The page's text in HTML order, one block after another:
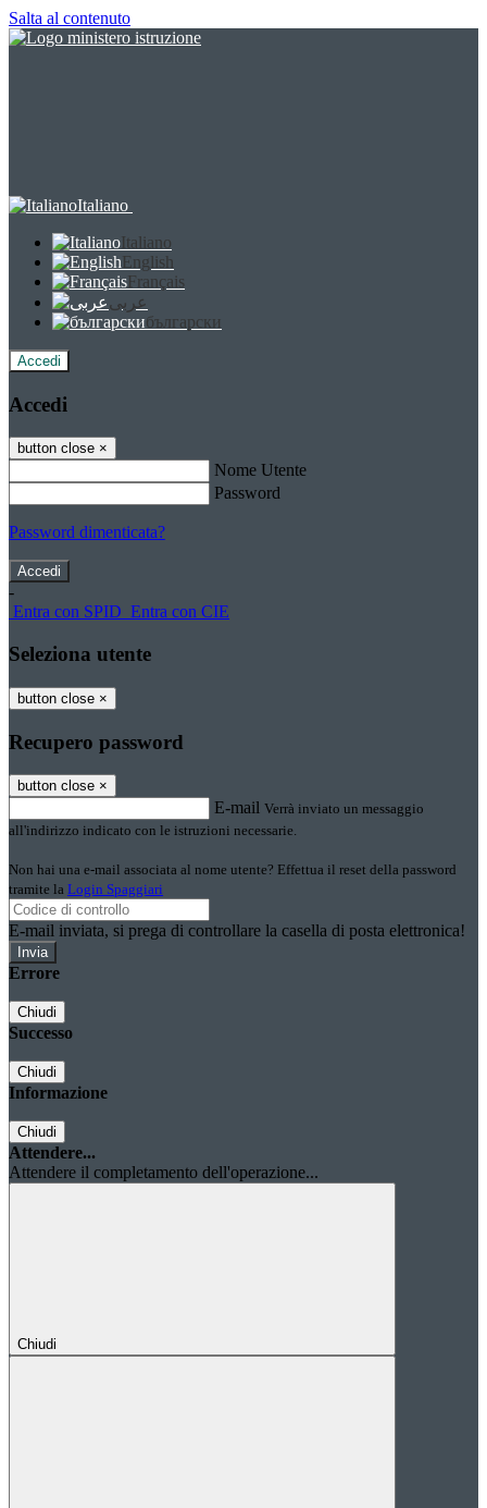
Salta al contenuto
Italiano
Italiano
English
Français
عربى
български
Accedi
Accedi
button close ×
Nome Utente
Password
Password dimenticata?
-
Entra con SPID Entra con CIE
Seleziona utente
button close ×
Recupero password
button close ×
E-mail Verrà inviato un messaggio
all'indirizzo indicato con le istruzioni necessarie.
Non hai una e-mail associata al nome utente? Effettua il reset della password
tramite la Login Spaggiari
E-mail inviata, si prega di controllare la casella di posta elettronica!
Errore
Chiudi
Successo
Chiudi
Informazione
Chiudi
Attendere...
Attendere il completamento dell'operazione...
Chiudi